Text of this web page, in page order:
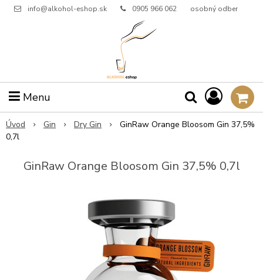
info@alkohol-eshop.sk 0905 966 062 osobný odber
Menu
Úvod Gin Dry Gin
GinRaw Orange Bloosom Gin 37,5%
0,7l
GinRaw Orange Bloosom Gin 37,5% 0,7l